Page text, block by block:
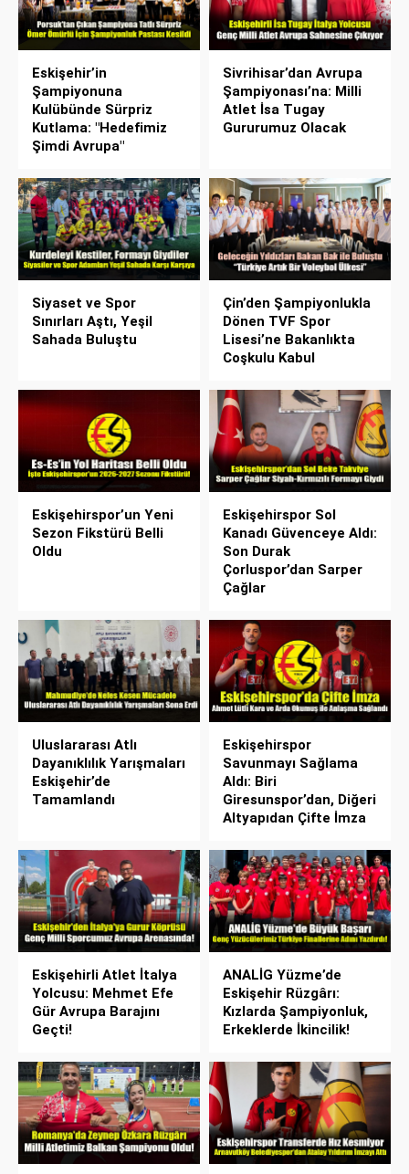
Eskişehir’in
Şampiyonuna
Kulübünde Sürpriz
Kutlama: "Hedefimiz
Şimdi Avrupa"
Sivrihisar’dan Avrupa
Şampiyonası’na: Milli
Atlet İsa Tugay
Gururumuz Olacak
Siyaset ve Spor
Sınırları Aştı, Yeşil
Sahada Buluştu
Çin’den Şampiyonlukla
Dönen TVF Spor
Lisesi’ne Bakanlıkta
Coşkulu Kabul
Eskişehirspor’un Yeni
Sezon Fikstürü Belli
Oldu
Eskişehirspor Sol
Kanadı Güvenceye Aldı:
Son Durak
Çorluspor’dan Sarper
Çağlar
Uluslararası Atlı
Dayanıklılık Yarışmaları
Eskişehir’de
Tamamlandı
Eskişehirspor
Savunmayı Sağlama
Aldı: Biri
Giresunspor’dan, Diğeri
Altyapıdan Çifte İmza
Eskişehirli Atlet İtalya
Yolcusu: Mehmet Efe
Gür Avrupa Barajını
Geçti!
ANALİG Yüzme’de
Eskişehir Rüzgârı:
Kızlarda Şampiyonluk,
Erkeklerde İkincilik!